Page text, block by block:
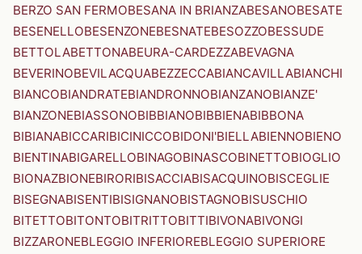
BERZO SAN FERMOBESANA IN BRIANZABESANOBESATE
BESENELLOBESENZONEBESNATEBESOZZOBESSUDE
BETTOLABETTONABEURA-CARDEZZABEVAGNA
BEVERINOBEVILACQUABEZZECCABIANCAVILLABIANCHI
BIANCOBIANDRATEBIANDRONNOBIANZANOBIANZE'
BIANZONEBIASSONOBIBBIANOBIBBIENABIBBONA
BIBIANABICCARIBICINICCOBIDONI'BIELLABIENNOBIENO
BIENTINABIGARELLOBINAGOBINASCOBINETTOBIOGLIO
BIONAZBIONEBIRORIBISACCIABISACQUINOBISCEGLIE
BISEGNABISENTIBISIGNANOBISTAGNOBISUSCHIO
BITETTOBITONTOBITRITTOBITTIBIVONABIVONGI
BIZZARONEBLEGGIO INFERIOREBLEGGIO SUPERIORE